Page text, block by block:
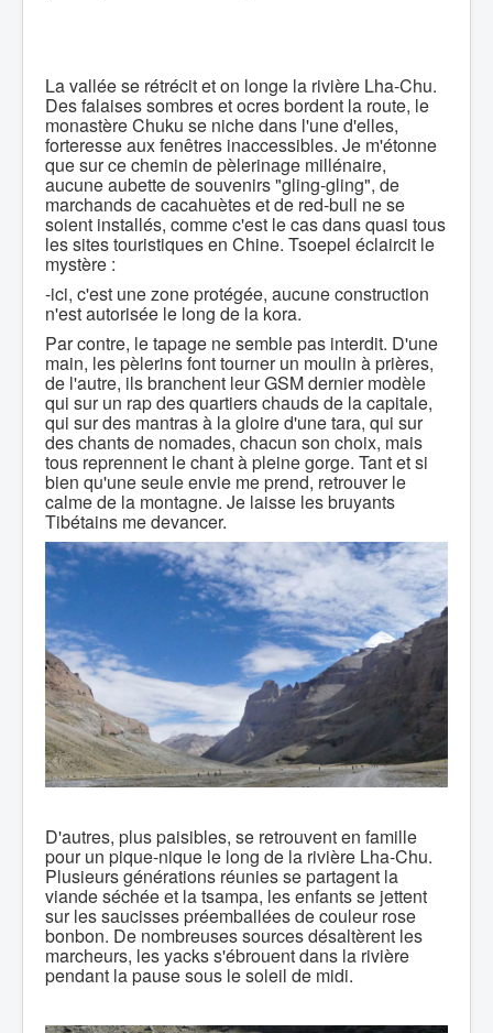
La vallée se rétrécit et on longe la rivière Lha-Chu.
Des falaises sombres et ocres bordent la route, le
monastère Chuku se niche dans l'une d'elles,
forteresse aux fenêtres inaccessibles. Je m'étonne
que sur ce chemin de pèlerinage millénaire,
aucune aubette de souvenirs "gling-gling", de
marchands de cacahuètes et de red-bull ne se
soient installés, comme c'est le cas dans quasi tous
les sites touristiques en Chine. Tsoepel éclaircit le
mystère :
-ici, c'est une zone protégée, aucune construction
n'est autorisée le long de la kora.
Par contre, le tapage ne semble pas interdit. D'une
main, les pèlerins font tourner un moulin à prières,
de l'autre, ils branchent leur GSM dernier modèle
qui sur un rap des quartiers chauds de la capitale,
qui sur des mantras à la gloire d'une tara, qui sur
des chants de nomades, chacun son choix, mais
tous reprennent le chant à pleine gorge. Tant et si
bien qu'une seule envie me prend, retrouver le
calme de la montagne. Je laisse les bruyants
Tibétains me devancer.
D'autres, plus paisibles, se retrouvent en famille
pour un pique-nique le long de la rivière Lha-Chu.
Plusieurs générations réunies se partagent la
viande séchée et la tsampa, les enfants se jettent
sur les saucisses préemballées de couleur rose
bonbon. De nombreuses sources désaltèrent les
marcheurs, les yacks s'ébrouent dans la rivière
pendant la pause sous le soleil de midi.